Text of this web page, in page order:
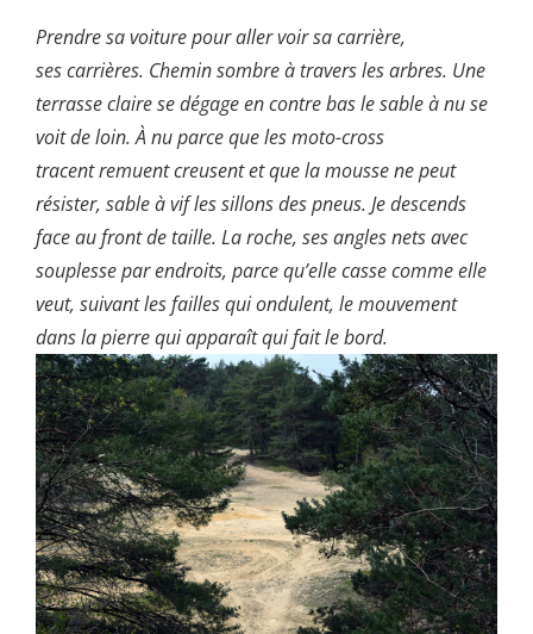
Prendre sa voiture pour aller voir sa carrière,
ses carrières. Chemin sombre à travers les arbres. Une
terrasse claire se dégage en contre bas le sable à nu se
voit de loin. À nu parce que les moto-cross
tracent remuent creusent et que la mousse ne peut
résister, sable à vif les sillons des pneus. Je descends
face au front de taille. La roche, ses angles nets avec
souplesse par endroits, parce qu’elle casse comme elle
veut, suivant les failles qui ondulent, le mouvement
dans la pierre qui apparaît qui fait le bord.